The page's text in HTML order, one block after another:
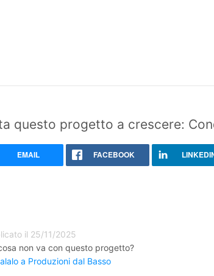
questo progetto a crescere:
EMAIL FACEBOOK
il 25/11/2025
non va con questo progetto?
a Produzioni dal Basso